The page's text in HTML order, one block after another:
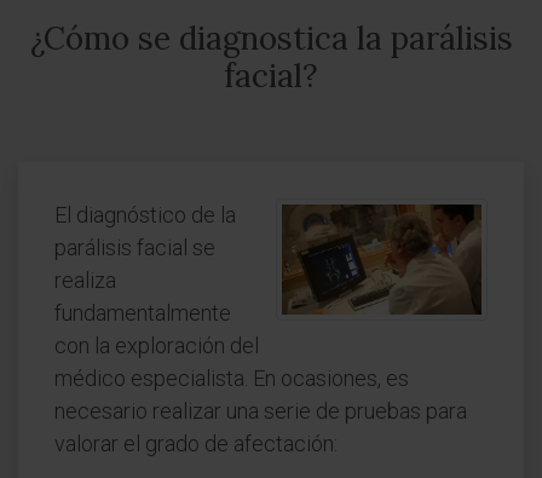
¿Cómo se diagnostica la parálisis
facial?
El diagnóstico de la
parálisis facial se
realiza
fundamentalmente
con la exploración del
médico especialista. En ocasiones, es
necesario realizar una serie de pruebas para
valorar el grado de afectación: